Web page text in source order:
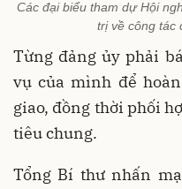
Các đại biểu tham dự Hội
trị về công tác
Từng đảng ủy phải
vụ của mình để
giao, đồng thời phối
tiêu chung.
Tổng Bí thư nhấn